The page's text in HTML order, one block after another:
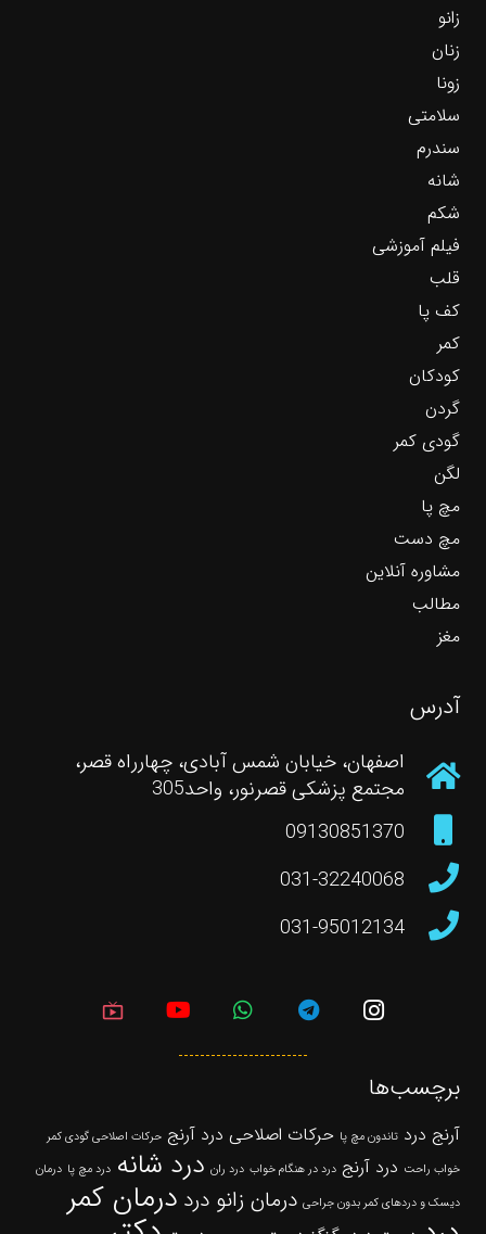
زانو
زنان
زونا
سلامتی
سندرم
شانه
شکم
فیلم آموزشی
قلب
کف پا
کمر
کودکان
گردن
گودی کمر
لگن
مچ پا
مچ دست
مشاوره آنلاین
مطالب
مغز
آدرس
اصفهان، خیابان شمس آبادی، چهارراه قصر،
مجتمع پزشکی قصرنور، واحد305
09130851370
031-32240068
031-95012134
live_tv
برچسب‌ها
آرنج درد تاندون مچ پا حرکات اصلاحی درد آرنج حرکات اصلاحی گودی کمر
خواب راحت درد آرنج درد در هنگام خواب درد ران درد شانه درد مچ پا درمان
دیسک و دردهای کمر بدون جراحی درمان زانو درد درمان کمر